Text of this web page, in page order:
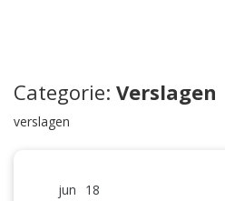
Categorie: Verslagen
verslagen
jun 18